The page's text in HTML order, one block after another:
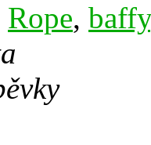
Rope, baffy